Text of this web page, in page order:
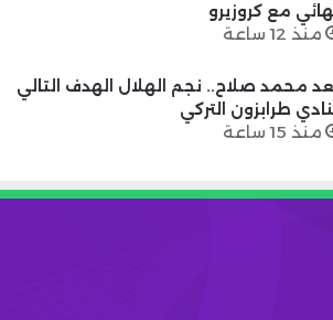
مع كروزيرو
منذ 12 ساعة
محمد صلاح.. نجم الهلال الهدف التالي
طرابزون التركي
منذ 15 ساعة